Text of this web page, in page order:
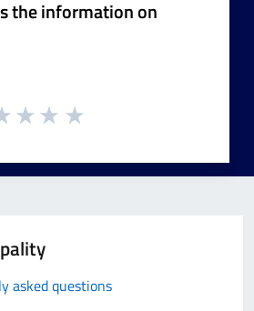
the information on
asked questions